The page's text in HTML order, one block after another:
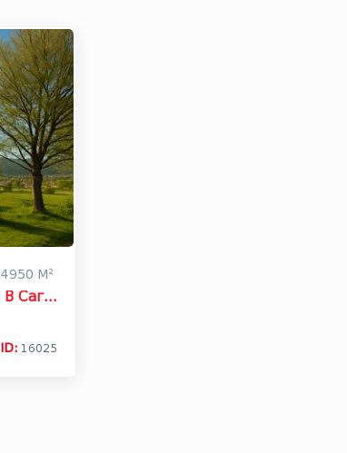
4950 М²
Продается Дачные Земля В Сагурамо, Мцхета
ID: 16025